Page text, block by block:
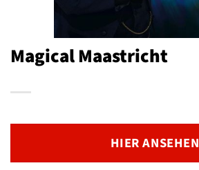
Magical Maastricht
HIER ANSEHEN